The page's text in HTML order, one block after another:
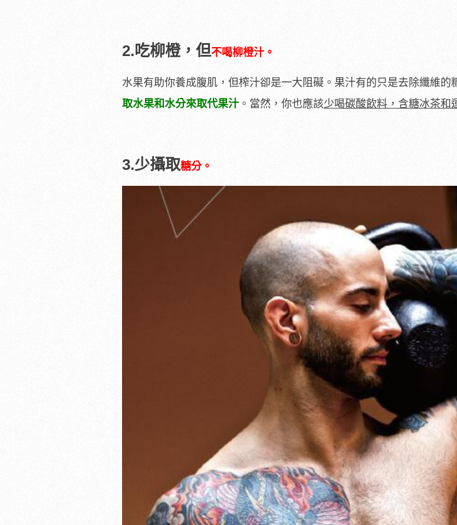
2.吃柳橙，但不喝柳橙汁。
水果有助你養成腹肌，但榨汁卻是一大阻礙。果汁有的只是去除纖維的
取水果和水分來取代果汁 。當然，你也應該少喝碳酸飲料，含糖冰茶和
3.少攝取糖分。